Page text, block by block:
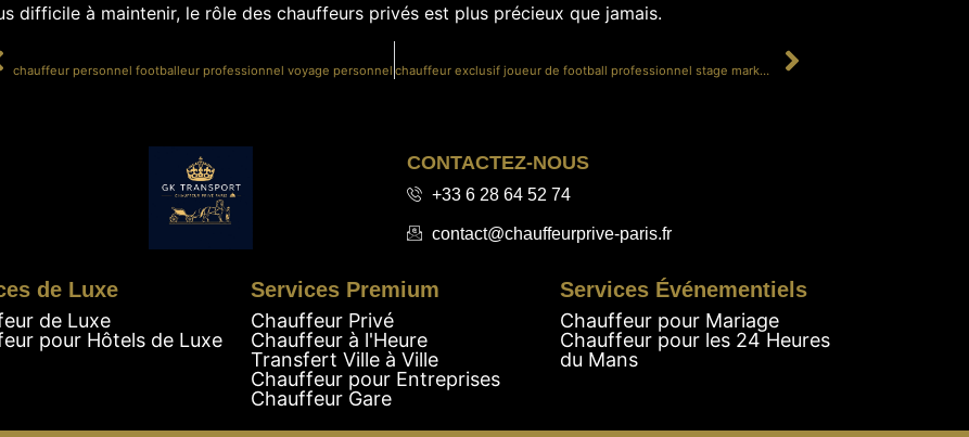
difficile à maintenir, le rôle des chauffeurs privés est plus précieux que jamais.
chauffeur personnel footballeur professionnel voyage personnel chauffeur exclusif joueur de football professionnel stage marketing
CONTACTEZ-NOUS
+33 6 28 64 52 74
contact@chauffeurprive-paris.fr
de Luxe
de Luxe
pour Hôtels de Luxe
Services Premium
Chauffeur Privé
Chauffeur à l'Heure
Transfert Ville à Ville
Chauffeur pour Entreprises
Chauffeur Gare
Services Événementiels
Chauffeur pour Mariage
Chauffeur pour les 24 Heures
du Mans